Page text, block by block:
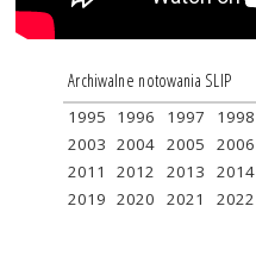
Archiwalne notowania SLIP
1995 1996 1997 1998
2003 2004 2005 2006
2011
2012 2013 2014
2019 2020 2021 2022